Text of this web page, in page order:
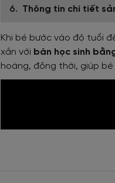
Thông tin chi tiết
Khi bé bước vào độ tuổi
xắn với bàn học sinh
hoàng, đồng thời, giúp